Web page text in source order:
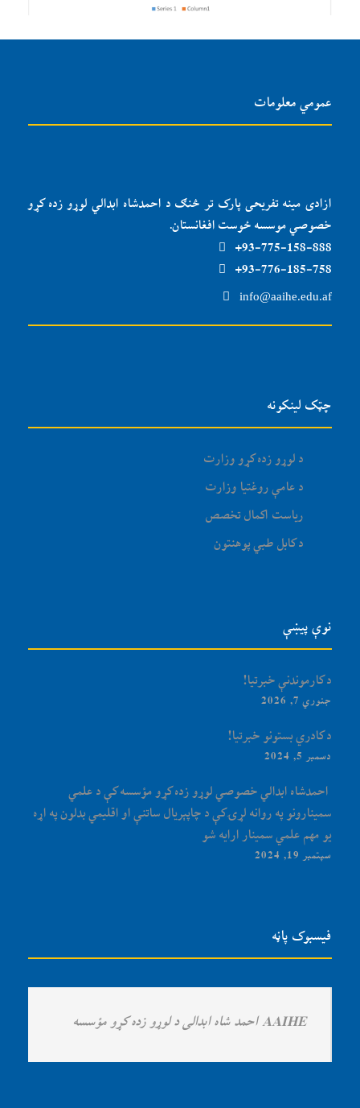
عمومي معلومات
ازادی مینه تفریحی پارک تر څنګ د احمدشاه ابدالي لوړو زده کړو
خصوصي موسسه ځوست افغانستان.
93-775-158-888+
93-776-185-758+
info@aaihe.edu.af
چټک لینکونه
د لوړو زده کړو وزارت
د عامې روغتیا وزارت
ریاست اکمال تخصص
د کابل طبي پوهنتون
نوې پیښې
د کارموندنې خبرتیا!
جنوري 7, 2026
د کادري بستونو خبرتیا!
دسمبر 5, 2024
‏‎ احمدشاه ابدالي خصوصي لوړو زده کړو مؤسسه کې د علمي
سمینارونو په روانه لړۍ کې د چاپېریال ساتنې او اقلیمي بدلون په اړه
یو مهم علمي سمینار ارایه شو
سپتمبر 19, 2024
فیسبوک پاڼه